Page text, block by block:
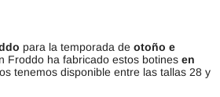
para la temporada de otoño e
Froddo ha fabricado estos botines en
tenemos disponible entre las tallas 28 y